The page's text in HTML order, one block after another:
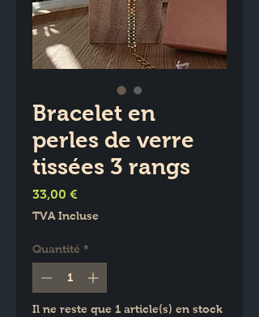
Bracelet en
perles de verre
tissées 3 rangs
33,00 €
TVA Incluse
Quantité *
Il ne reste que 1 article(s) en stock